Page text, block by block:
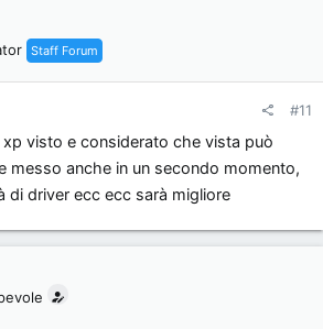
Staff Forum
#11
visto e considerato che vista può
messo anche in un secondo momento,
di driver ecc ecc sarà migliore